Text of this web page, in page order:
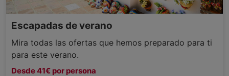
Escapadas de verano
Mira todas las ofertas que hemos preparado para ti
para este verano.
Desde 41€ por persona